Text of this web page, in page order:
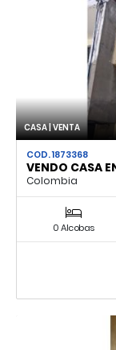
CASA | VENTA
COD. 1873368
VENDO CASA
Colombia
0 Alcobas